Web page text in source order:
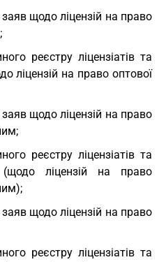
щодо ліцензій на право
реєстру ліцензіатів та
ліцензій на право оптової
щодо ліцензій на право
реєстру ліцензіатів та
ліцензій на право
щодо ліцензій на право
реєстру ліцензіатів та